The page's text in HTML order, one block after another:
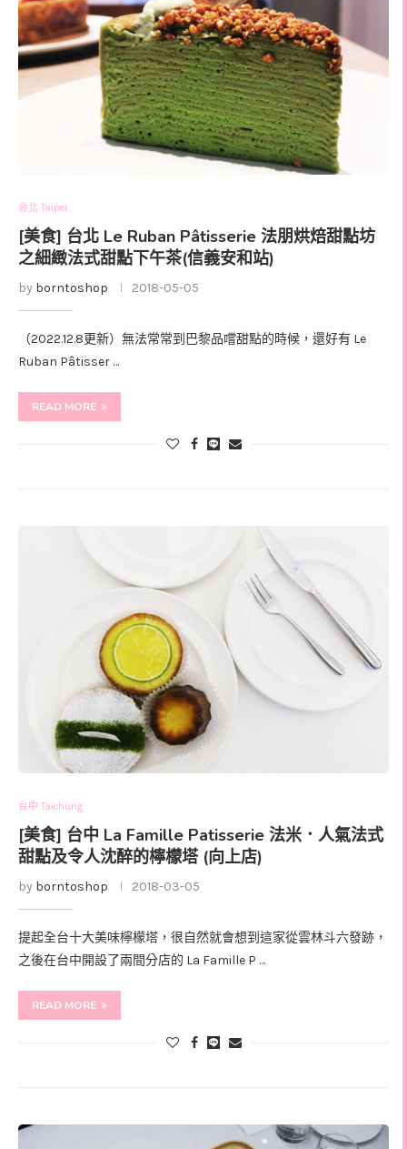
台北 Taipei
[美食] 台北 Le Ruban Pâtisserie 法朋烘焙甜點坊
之細緻法式甜點下午茶(信義安和站)
by borntoshop 2018-05-05
（2022.12.8更新）無法常常到巴黎品嚐甜點的時候，還好有 Le
Ruban Pâtisser …
READ MORE
台中 Taichung
[美食] 台中 La Famille Patisserie 法米．人氣法式
甜點及令人沈醉的檸檬塔 (向上店)
by borntoshop 2018-03-05
提起全台十大美味檸檬塔，很自然就會想到這家從雲林斗六發跡，
之後在台中開設了兩間分店的 La Famille P …
READ MORE